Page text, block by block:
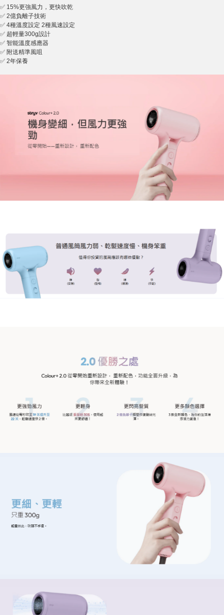
✅ 15%更強風力，更快吹乾
✅ 2億負離子技術
✅ 4種溫度設定 2種風速設定
✅ 超輕量300g設計
✅ 智能溫度感應器
✅ 附送精準風咀
✅ 2年保養